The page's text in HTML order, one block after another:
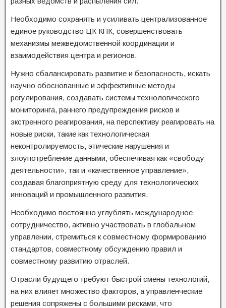
Необходимо сохранять и усиливать централизованное
единое руководство ЦК КПК, совершенствовать
механизмы межведомственной координации и
взаимодействия центра и регионов.
Нужно сбалансировать развитие и безопасность, искать
научно обоснованные и эффективные методы
регулирования, создавать системы технологического
мониторинга, раннего предупреждения рисков и
экстренного реагирования, на перспективу реагировать на
новые риски, такие как технологическая
неконтролируемость, этические нарушения и
злоупотребление данными, обеспечивая как «свободу
деятельности», так и «качественное управление»,
создавая благоприятную среду для технологических
инноваций и промышленного развития.
Необходимо постоянно углублять международное
сотрудничество, активно участвовать в глобальном
управлении, стремиться к совместному формированию
стандартов, совместному обсуждению правил и
совместному развитию отраслей.
Отрасли будущего требуют быстрой смены технологий,
на них влияет множество факторов, а управленческие
решения сопряжены с большими рисками, что